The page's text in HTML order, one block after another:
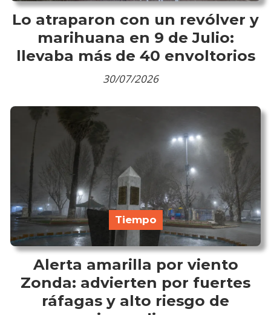
Lo atraparon con un revólver y
marihuana en 9 de Julio:
llevaba más de 40 envoltorios
30/07/2026
Alerta amarilla por viento
Zonda: advierten por fuertes
ráfagas y alto riesgo de
Tiempo